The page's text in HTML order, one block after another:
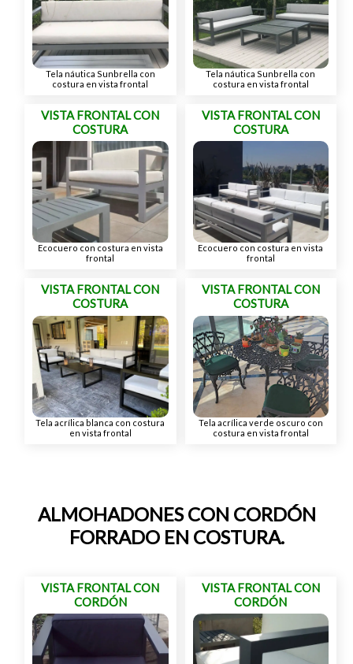
Tela náutica Sunbrella con
costura en vista frontal
Tela náutica Sunbrella con
costura en vista frontal
VISTA FRONTAL CON
COSTURA
Ecocuero con costura en vista
frontal
VISTA FRONTAL CON
COSTURA
Ecocuero con costura en vista
frontal
VISTA FRONTAL CON
COSTURA
Tela acrílica blanca con costura
en vista frontal
VISTA FRONTAL CON
COSTURA
Tela acrílica verde oscuro con
costura en vista frontal
ALMOHADONES CON CORDÓN
FORRADO EN COSTURA.
VISTA FRONTAL CON
CORDÓN
VISTA FRONTAL CON
CORDÓN